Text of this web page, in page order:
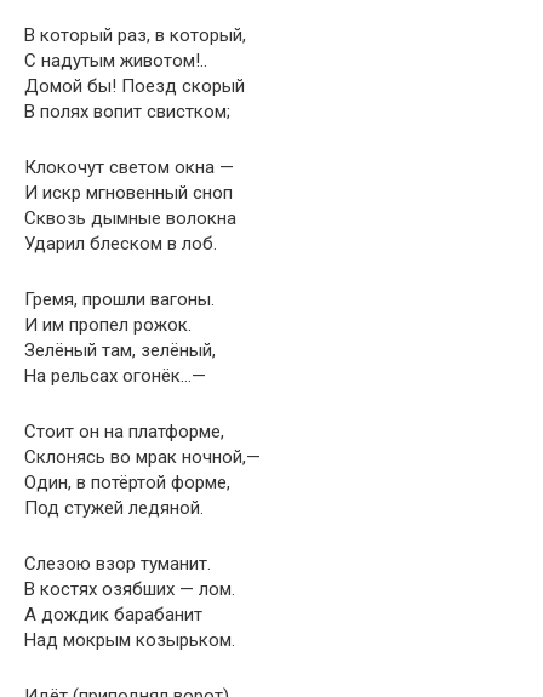
В который раз, в который,
С надутым животом!..
Домой бы! Поезд скорый
В полях вопит свистком;
Клокочут светом окна —
И искр мгновенный сноп
Сквозь дымные волокна
Ударил блеском в лоб.
Гремя, прошли вагоны.
И им пропел рожок.
Зелёный там, зелёный,
На рельсах огонёк…—
Стоит он на платформе,
Склонясь во мрак ночной,—
Один, в потёртой форме,
Под стужей ледяной.
Слезою взор туманит.
В костях озябших — лом.
А дождик барабанит
Над мокрым козырьком.